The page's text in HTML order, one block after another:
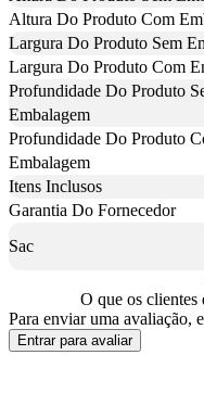
Altura Do Produto Com
Largura Do Produto Sem
Largura Do Produto Com
Profundidade Do Produto
Embalagem
Profundidade Do Produto
Embalagem
Itens Inclusos
Garantia Do Fornecedor
Sac
O que os clientes
Para enviar uma avaliação,
Entrar para avaliar